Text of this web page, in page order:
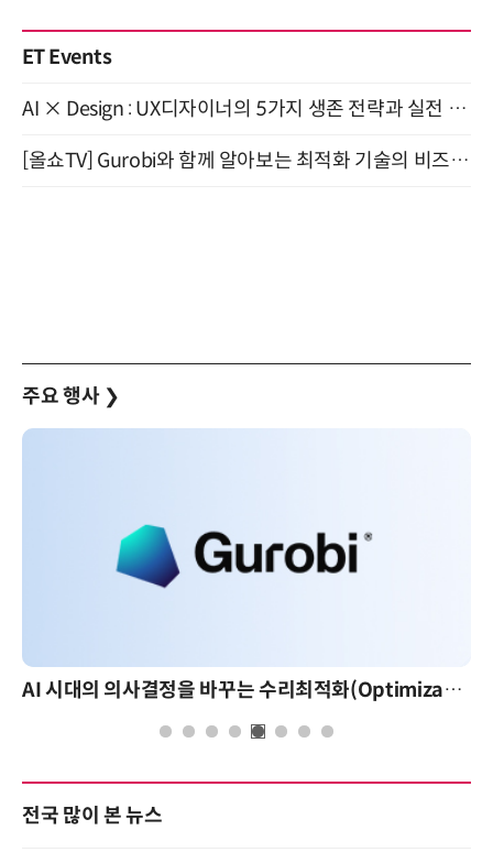
ET Events
AI × Design : UX디자이너의 5가지 생존 전략과 실전 대응 8월 28일 개최
[올쇼TV] Gurobi와 함께 알아보는 최적화 기술의 비즈니스 활용 (8월 20일 생방송)
주요 행사 ❯
AI 시대의 의사결정을 바꾸는 수리최적화(Optimization): 실제 산업 적용 사례와 활용 전략
전국 많이 본 뉴스